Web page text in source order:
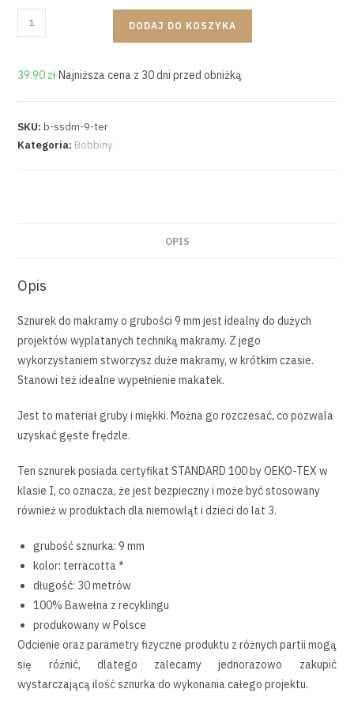
DODAJ DO KOSZYKA
39.90 złNajniższa cena z 30 dni przed obniżką
SKU:b-ssdm-9-ter
Kategoria: Bobbiny
OPIS
Opis
Sznurek do makramy o grubości 9 mm jest idealny do dużych
projektów wyplatanych techniką makramy. Z jego
wykorzystaniem stworzysz duże makramy, w krótkim czasie.
Stanowi też idealne wypełnienie makatek.
Jest to materiał gruby i miękki. Można go rozczesać, co pozwala
uzyskać gęste frędzle.
Ten sznurek posiada certyfikat STANDARD 100 by OEKO-TEX w
klasie I, co oznacza, że jest bezpieczny i może być stosowany
również w produktach dla niemowląt i dzieci do lat 3.
grubość sznurka: 9 mm
kolor: terracotta *
długość: 30 metrów
100% Bawełna z recyklingu
produkowany w Polsce
Odcienie oraz parametry fizyczne produktu z różnych partii mogą
się różnić, dlatego zalecamy jednorazowo zakupić
wystarczającą ilość sznurka do wykonania całego projektu.